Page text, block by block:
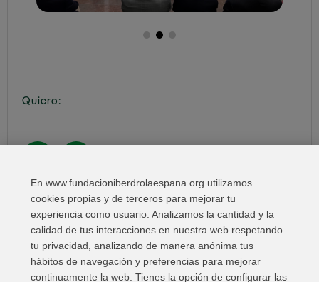
Quiero:
Compartir en:
En www.fundacioniberdrolaespana.org utilizamos
cookies propias y de terceros para mejorar tu
experiencia como usuario. Analizamos la cantidad y la
calidad de tus interacciones en nuestra web respetando
tu privacidad, analizando de manera anónima tus
hábitos de navegación y preferencias para mejorar
continuamente la web. Tienes la opción de configurar las